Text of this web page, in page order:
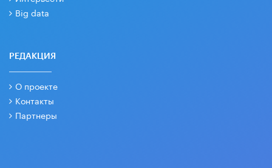
Big data
РЕДАКЦИЯ
О проекте
Контакты
Партнеры